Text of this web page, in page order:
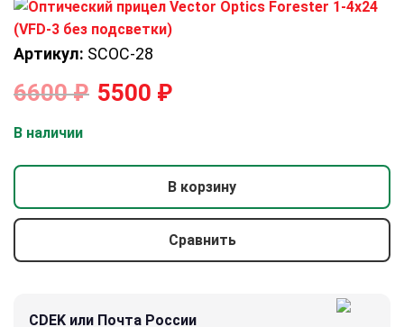
Артикул: SCOC-28
6600₽ 5500 ₽
В наличии
В корзину
Сравнить
CDEK или Почта России